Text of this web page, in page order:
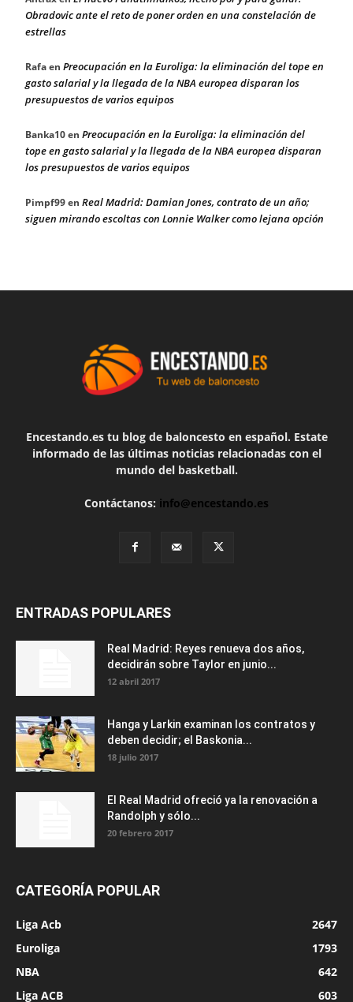
Obradovic ante el reto de poner orden en una constelación de
estrellas
Rafaen Preocupación en la Euroliga: la eliminación del tope en
gasto salarial y la llegada de la NBA europea disparan los
presupuestos de varios equipos
Banka10en Preocupación en la Euroliga: la eliminación del
tope en gasto salarial y la llegada de la NBA europea disparan
los presupuestos de varios equipos
Pimpf99en Real Madrid: Damian Jones, contrato de un año;
siguen mirando escoltas con Lonnie Walker como lejana opción
Encestando.es tu blog de baloncesto en español. Estate
informado de las últimas noticias relacionadas con el
mundo del basketball.
Contáctanos: info@encestando.es
ENTRADAS POPULARES
Real Madrid: Reyes renueva dos años,
decidirán sobre Taylor en junio...
12 abril 2017
Hanga y Larkin examinan los contratos y
deben decidir; el Baskonia...
18 julio 2017
El Real Madrid ofreció ya la renovación a
Randolph y sólo...
20 febrero 2017
CATEGORÍA POPULAR
Liga Acb
2647
Euroliga
1793
NBA
642
Liga ACB
603